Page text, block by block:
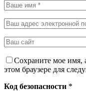
Сохраните мое имя,
этом браузере для
Код безопасности *